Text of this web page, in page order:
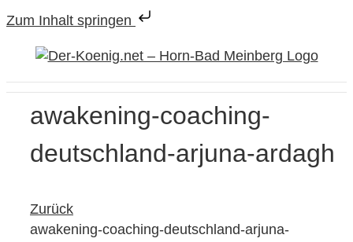
Zum Inhalt springen
Inhalt
springen
awakening-coaching-
deutschland-arjuna-ardagh
Zurück
awakening-coaching-deutschland-arjuna-